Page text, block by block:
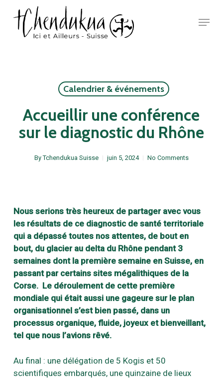
Menu
Calendrier & événements
Accueillir une conférence
sur le diagnostic du Rhône
By Tchendukua Suisse juin 5, 2024 No Comments
Nous serions très heureux de partager avec vous
les résultats de ce diagnostic de santé territoriale
qui a dépassé toutes nos attentes, de bout en
bout, du glacier au delta du Rhône pendant 3
semaines dont la première semaine en Suisse, en
passant par certains sites mégalithiques de la
Corse. Le déroulement de cette première
mondiale qui était aussi une gageure sur le plan
organisationnel s’est bien passé, dans un
processus organique, fluide, joyeux et bienveillant,
tel que nous l’avions rêvé.
Au final : une délégation de 5 Kogis et 50
scientifiques embarqués, une quinzaine de lieux